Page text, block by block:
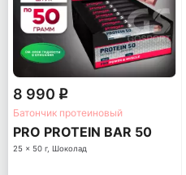
8 990 q
Батончик протеиновый
PRO PROTEIN BAR 50
25 x 50 г, Шоколад